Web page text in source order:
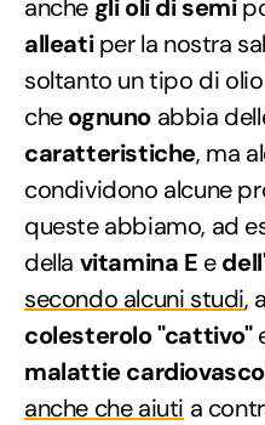
anche gli oli di semi
alleatiper la nostra
soltanto un tipo di
cheognuno abbia
caratteristiche, ma
condividono alcune
queste abbiamo, ad
della vitamina E e
secondo alcuni studi,
colesterolo "cattivo"
malattie
anche che aiuti a